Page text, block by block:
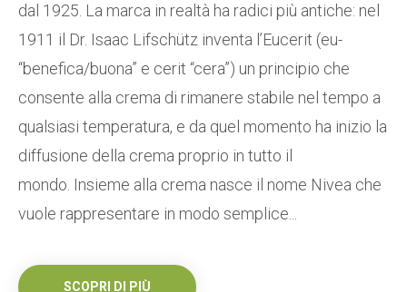
dal 1925. La marca in realtà ha radici più antiche: nel
1911 il Dr. Isaac Lifschütz inventa l’Eucerit (eu-
“benefica/buona” e cerit “cera”) un principio che
consente alla crema di rimanere stabile nel tempo a
qualsiasi temperatura, e da quel momento ha inizio la
diffusione della crema proprio in tutto il
mondo. Insieme alla crema nasce il nome Nivea che
vuole rappresentare in modo semplice...
SCOPRI DI PIÙ